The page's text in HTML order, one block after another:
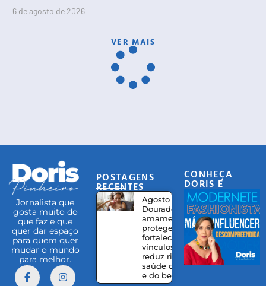
6 de agosto de 2026
VER MAIS
Jornalista que
gosta muito do
que faz e que
quer dar espaço
para quem quer
mudar o mundo
para melhor.
POSTAGENS
RECENTES
Agosto
Dourado:
amamentação
protege,
fortalece
vínculos e
reduz riscos à
saúde da mãe
e do bebê
CONHEÇA
DORIS E
EQUIPE